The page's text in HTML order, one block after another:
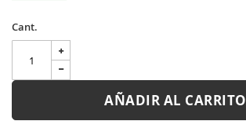
Cant.
AÑADIR AL CARRITO